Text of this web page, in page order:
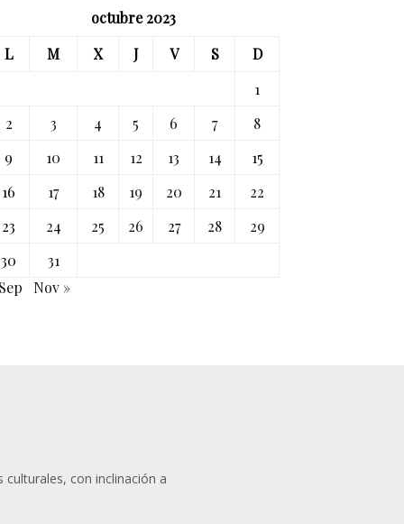
octubre 2023
L
M X J V S
D
1
2
3 4 5 6 7
8
9
10 11 12 13 14
15
16
17 18 19 20 21
22
23
24 25 26 27 28
29
30
31
Nov »
con inclinación a